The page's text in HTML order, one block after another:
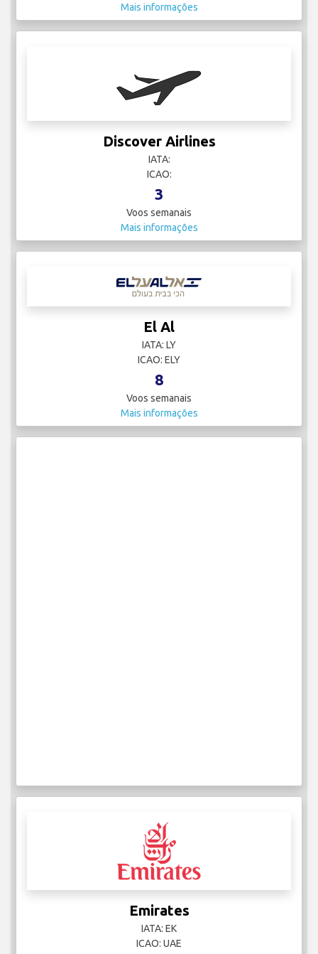
Mais informações
Discover Airlines
IATA:
ICAO:
3
Voos semanais
Mais informações
El Al
IATA: LY
ICAO: ELY
8
Voos semanais
Mais informações
Emirates
IATA: EK
ICAO: UAE